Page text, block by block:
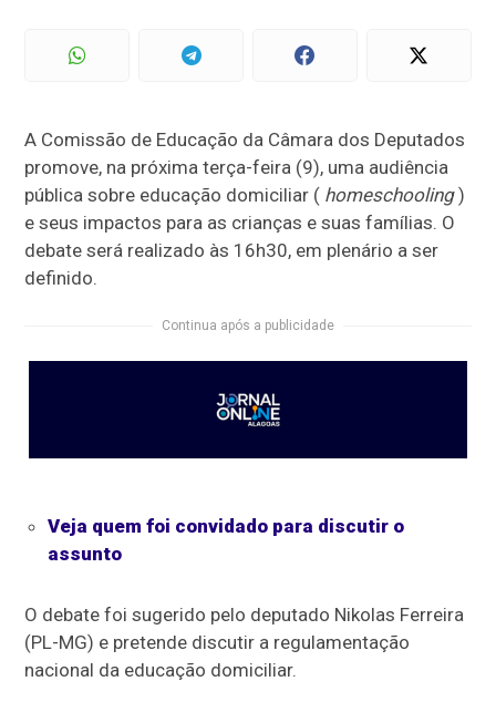
A Comissão de Educação da Câmara dos Deputados
promove, na próxima terça-feira (9), uma audiência
pública sobre educação domiciliar ( homeschooling)
e seus impactos para as crianças e suas famílias. O
debate será realizado às 16h30, em plenário a ser
definido.
Continua após a publicidade
Veja quem foi convidado para discutir o
assunto
O debate foi sugerido pelo deputado Nikolas Ferreira
(PL-MG) e pretende discutir a regulamentação
nacional da educação domiciliar.